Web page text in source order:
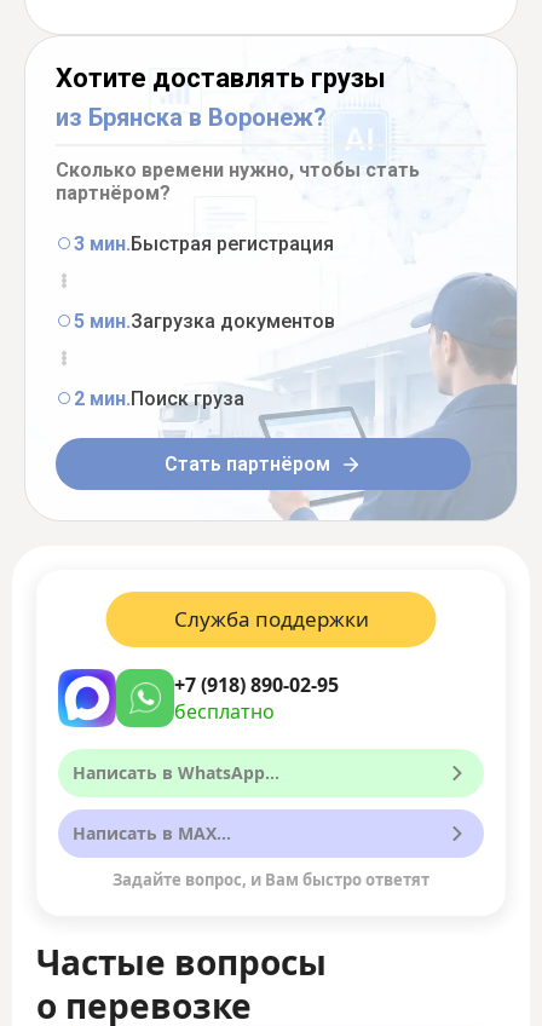
Хотите доставлять грузы
из Брянска в Воронеж?
Сколько времени нужно, чтобы стать
партнёром?
3 мин.Быстрая регистрация
5 мин.Загрузка документов
2 мин.Поиск груза
Стать партнёром
Частые вопросы
о перевозке
Служба поддержки
+7 (918) 890-02-95
бесплатно
Написать в WhatsApp...
Написать в MAX...
Задайте вопрос, и Вам быстро ответят